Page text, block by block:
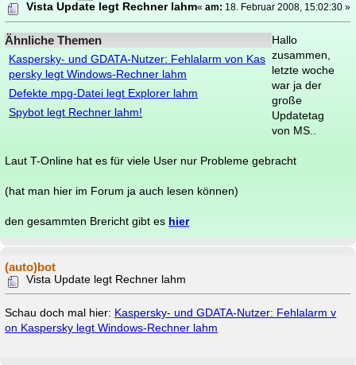
Vista Update legt Rechner lahm«am: 18. Februar 2008, 15:02:30 »
Ähnliche Themen
Kaspersky- und GDATA-Nutzer: Fehlalarm von Kas
persky legt Windows-Rechner lahm
Defekte mpg-Datei legt Explorer lahm
Spybot legt Rechner lahm!
Hallo
zusammen,
letzte woche
war ja der
große
Updatetag
von MS..
Laut T-Online hat es für viele User nur Probleme gebracht
(hat man hier im Forum ja auch lesen können)
den gesammten Brericht gibt es hier
(auto)bot
Vista Update legt Rechner lahm
Schau doch mal hier: Kaspersky- und GDATA-Nutzer: Fehlalarm v
on Kaspersky legt Windows-Rechner lahm